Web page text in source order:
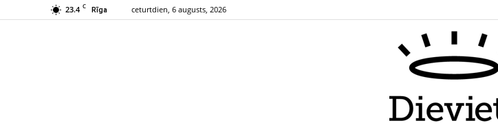
23.4 C Rīga ceturtdien, 6 augusts, 2026